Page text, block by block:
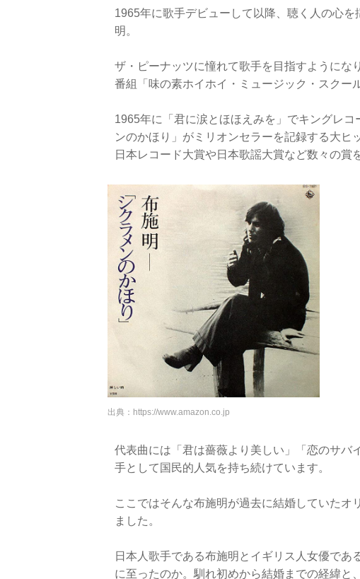
1965年に歌手デビューして以降、聴く人の心
明。
ザ・ピーナッツに憧れて歌手を目指すようにな
番組「味の素ホイホイ・ミュージック・スクー
1965年に「君に涙とほほえみを」でキングレ
ンのかほり」がミリオンセラーを記録する大ヒ
日本レコード大賞や日本歌謡大賞など数々の賞
出典： https://www.amazon.co.jp
代表曲には「君は薔薇より美しい」「恋のサバ
手として国民的人気を持ち続けています。
ここではそんな布施明が過去に結婚していた
ました。
日本人歌手である布施明とイギリス人女優で
に至ったのか。馴れ初めから結婚までの経緯